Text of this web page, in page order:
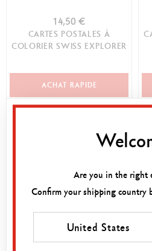
14,50 €
CARTES POSTALES À
COLORIER SWISS EXPLORER
ACHAT RAPIDE
37,00 €
SET 12 CRAYONS DE
Are you in the right
Confirm your shipping country
United States